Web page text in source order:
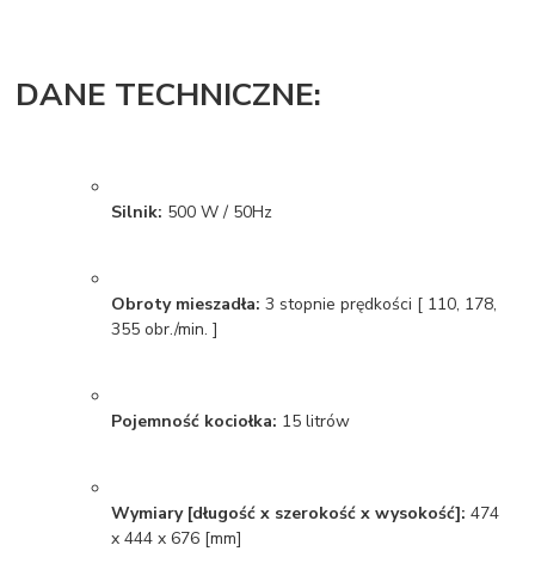
DANE TECHNICZNE:
Silnik: 500 W / 50Hz
Obroty mieszadła: 3 stopnie prędkości [ 110, 178,
355 obr./min. ]
Pojemność kociołka: 15 litrów
Wymiary [długość x szerokość x wysokość]: 474
x 444 x 676 [mm]